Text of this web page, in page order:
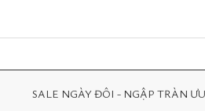
SALE NGÀY ĐÔI - NGẬP TRÀN